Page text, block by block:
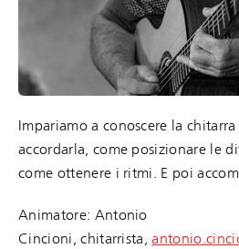
Impariamo a conoscere la
accordarla, come posizionare le
come ottenere i ritmi. E poi
Animatore: Antonio
Cincioni, chitarrista,